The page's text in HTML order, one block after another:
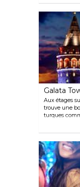
différentes
Galata
Aux étages
trouve une
turques
ventre. La